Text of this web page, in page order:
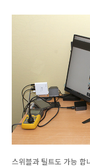
스위블과 틸트도 가능 합